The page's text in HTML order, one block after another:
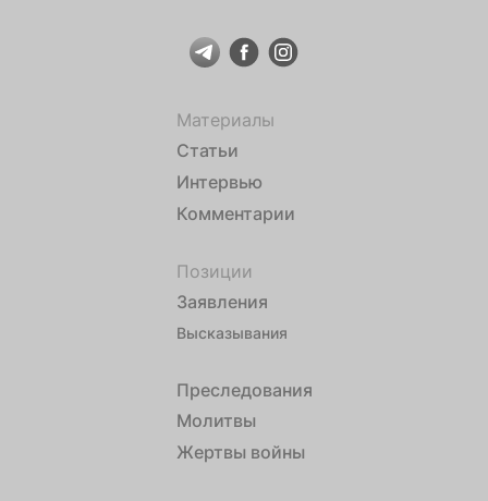
Материалы
Статьи
Интервью
Комментарии
Позиции
Заявления
Высказывания
Преследования
Молитвы
Жертвы войны